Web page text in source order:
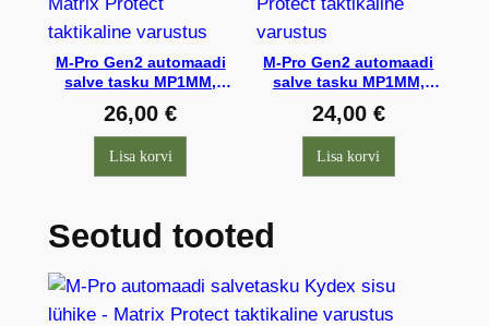
M-Pro Gen2 automaadi
salve tasku MP1MM,
EEdigi
26,00€
Lisa korvi
M-Pro Gen2 automaadi
salve tasku MP1MM,
EEdigi
24,00 €
Lisa korvi
Seotud tooted